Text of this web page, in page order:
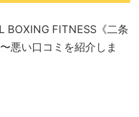
BOXING FITNESS《二条
悪い口コミを紹介しま